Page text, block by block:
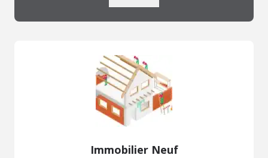
Immobilier Neuf